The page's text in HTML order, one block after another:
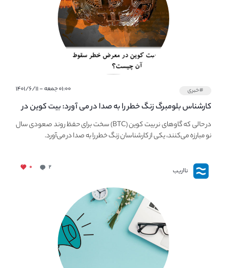
#خبری ۰۱:۰۰ جمعه - ۱۴۰۱/۶/۱۱
کارشناس بلومبرگ زنگ خطر را به صدا در می آورد: بیت کوین در
معرض خطر سقوط بزرگ است - دلیل آن چیست؟در حالی که گاوهای نر بیت کوین (BTC) سخت برای حفظ روند صعودی سال
نو مبارزه می‌کنند، یکی از کارشناسان زنگ خطر را به صدا در می‌آورد.
نااریب ۲ ۰